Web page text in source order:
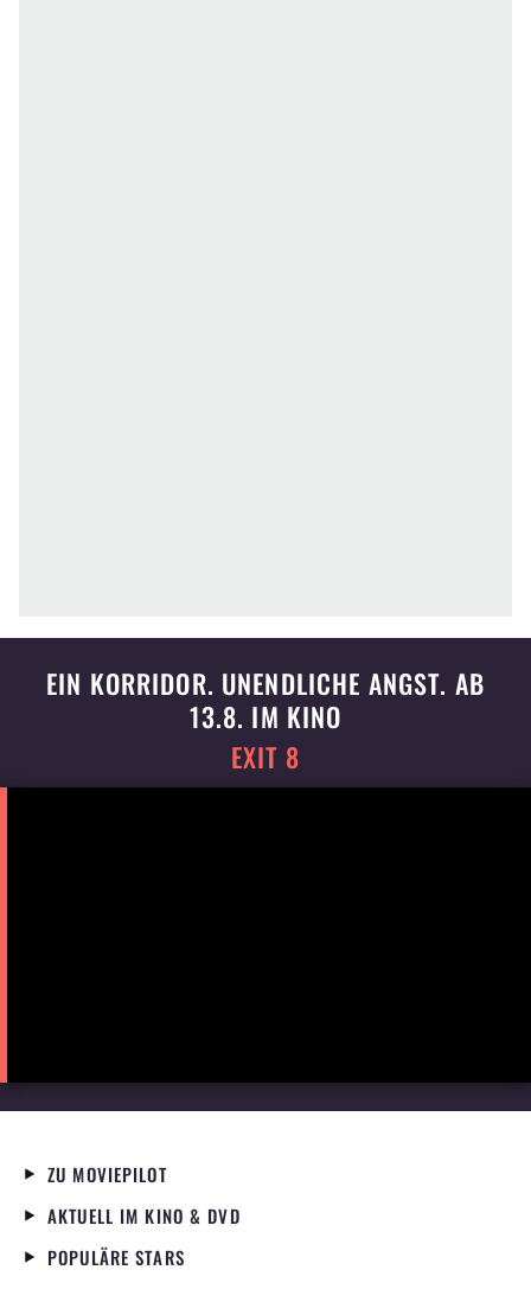
EIN KORRIDOR. UNENDLICHE ANGST. AB
13.8. IM KINO
EXIT 8
ZU MOVIEPILOT
AKTUELL IM KINO & DVD
POPULÄRE STARS